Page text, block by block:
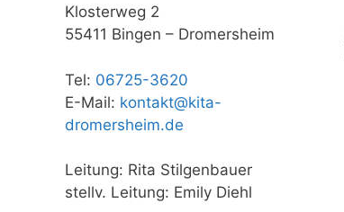
Klosterweg 2
55411 Bingen – Dromersheim
Tel: 06725-3620
E-Mail: kontakt@kita-
dromersheim.de
Leitung: Rita Stilgenbauer
stellv. Leitung: Emily Diehl